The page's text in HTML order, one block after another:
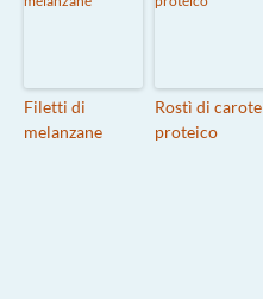
Filetti di
melanzane
Rostì di carote
proteico